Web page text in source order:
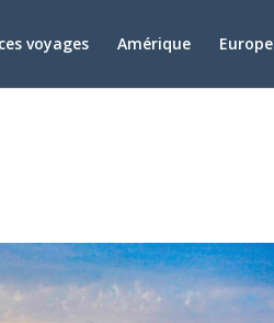
voyages Amérique Europe